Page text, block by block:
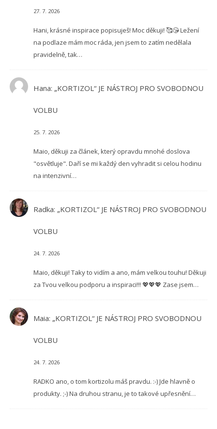
27. 7. 2026
Hani, krásné inspirace popisuješ! Moc děkuji! 🥰😘 Ležení
na podlaze mám moc ráda, jen jsem to zatím nedělala
pravidelně, tak…
Hana: „KORTIZOL“ JE NÁSTROJ PRO SVOBODNOU
VOLBU
25. 7. 2026
Maio, děkuji za článek, který opravdu mnohé doslova
"osvětluje". Daří se mi každý den vyhradit si celou hodinu
na intenzivní…
Radka: „KORTIZOL“ JE NÁSTROJ PRO SVOBODNOU
VOLBU
24. 7. 2026
Maio, děkuji! Taky to vidím a ano, mám velkou touhu! Děkuji
za Tvou velkou podporu a inspiraci!!! 💖💖💖 Zase jsem…
Maia: „KORTIZOL“ JE NÁSTROJ PRO SVOBODNOU
VOLBU
24. 7. 2026
RADKO ano, o tom kortizolu máš pravdu. :-) Jde hlavně o
produkty. ;-) Na druhou stranu, je to takové upřesnění…